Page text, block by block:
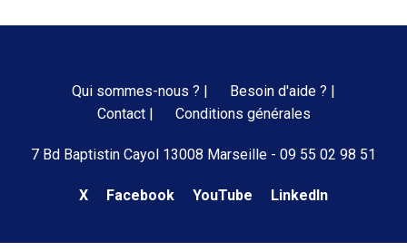
Qui sommes-nous ? |
Besoin d'aide ? |
Contact |
Conditions générales
7 Bd Baptistin Cayol 13008 Marseille - 09 55 02 98 51
X Facebook YouTube LinkedIn